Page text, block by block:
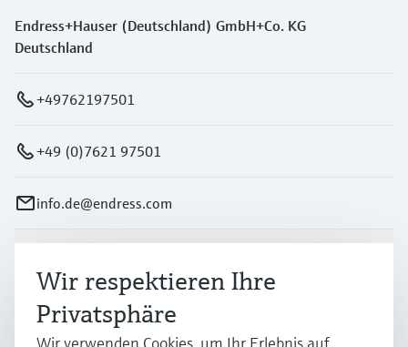
Endress+Hauser (Deutschland) GmbH+Co. KG
Deutschland
+49762197501
+49 (0)7621 97501
info.de@endress.com
Branchen
Wir respektieren Ihre
Privatsphäre